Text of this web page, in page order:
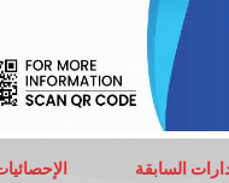
السابقة